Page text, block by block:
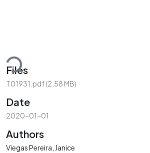
Files
T01931.pdf(2.58 MB)
Date
2020-01-01
Authors
Viegas Pereira, Janice